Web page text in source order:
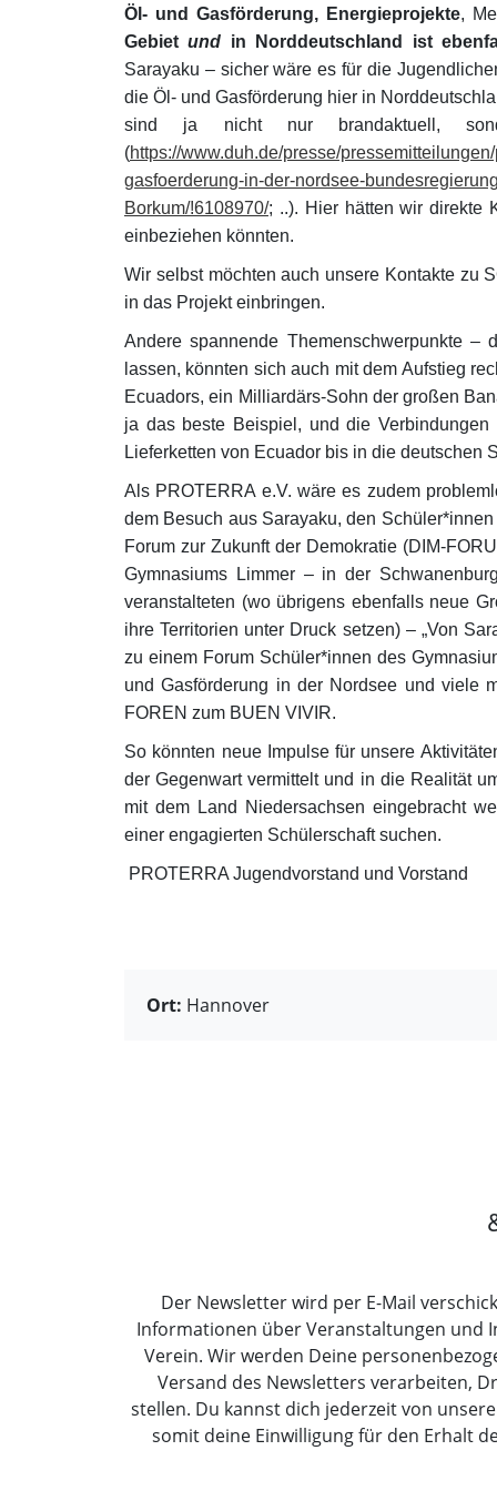
Öl- und Gasförderung, Energieprojekte,
Gebietund in Norddeutschland ist
Sarayaku – sicher wäre es für die
die Öl- und Gasförderung hier in
sind ja nicht nur brandaktuell,
(https://www.duh.de/presse/
gasfoerderung-in-der-nordsee-
Borkum/!6108970/; ..). Hier hätten wir direkte
einbeziehen könnten.
Wir selbst möchten auch unsere Kontakte zu
in das Projekt einbringen.
Andere spannende Themenschwerpunkte –
lassen, könnten sich auch mit dem Aufstieg
Ecuadors, ein Milliardärs-Sohn der großen
ja das beste Beispiel, und die
Lieferketten von Ecuador bis in die deutschen
Als PROTERRA e.V. wäre es zudem
dem Besuch aus Sarayaku, den
Forum zur Zukunft der Demokratie (DIM-
Gymnasiums Limmer – in der
veranstalteten (wo übrigens ebenfalls neue
ihre Territorien unter Druck setzen) – „Von
zu einem Forum Schüler*innen des
und Gasförderung in der Nordsee und viele
FOREN zum BUEN VIVIR.
So könnten neue Impulse für unsere
der Gegenwart vermittelt und in die Realität
mit dem Land Niedersachsen eingebracht
einer engagierten Schülerschaft suchen.
PROTERRA Jugendvorstand und Vorstand
Ort: Hannover
Der Newsletter wird per E-Mail
Informationen über Veranstaltungen und
Verein. Wir werden Deine
Versand des Newsletters verarbeiten,
stellen. Du kannst dich jederzeit von
somit deine Einwilligung für den Erhalt